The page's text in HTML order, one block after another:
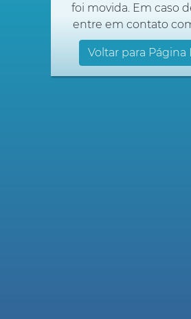
foi movida. Em caso
entre em contato
Voltar para Página